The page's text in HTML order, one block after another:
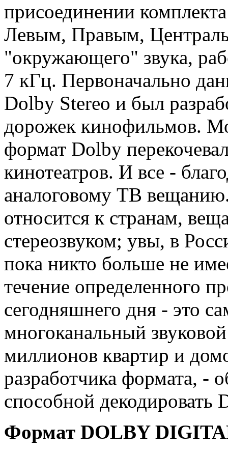
присоединении
Левым, Правым,
"окружающего" звука,
7 кГц. Первоначально
Dolby Stereo и был
дорожек кинофильмов.
формат Dolby
кинотеатров. И все -
аналоговому ТВ
относится к странам,
стереозвуком; увы, в
пока никто больше не
течение определенного
сегодняшнего дня - это
многоканальный
миллионов квартир и
разработчика формата, -
способной декодировать
Формат DOLBY